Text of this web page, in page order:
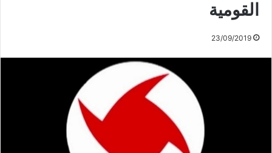
القومية
23/09/2019